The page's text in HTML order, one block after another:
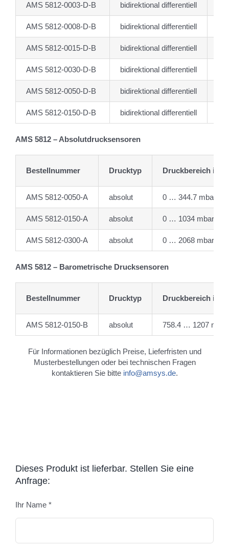
AMS 5812-0003-D-B bidirektional differentiell
AMS 5812-0008-D-B bidirektional differentiell
AMS 5812-0015-D-B bidirektional differentiell
AMS 5812-0030-D-B bidirektional differentiell
AMS 5812-0050-D-B bidirektional differentiell
AMS 5812-0150-D-B bidirektional differentiell
AMS 5812 – Absolutdrucksensoren
Bestellnummer Drucktyp Druckbereich in
AMS 5812-0050-A absolut 0 … 344.7 mbar
AMS 5812-0150-A absolut 0 … 1034 mbar
AMS 5812-0300-A absolut 0 … 2068 mbar
AMS 5812 – Barometrische Drucksensoren
Bestellnummer Drucktyp Druckbereich in
AMS 5812-0150-B absolut 758.4 … 1207 mbar
Für Informationen bezüglich Preise, Lieferfristen und
Musterbestellungen oder bei technischen Fragen
kontaktieren Sie bitte info@amsys.de.
Dieses Produkt ist lieferbar. Stellen Sie eine
Anfrage:
Ihr Name *